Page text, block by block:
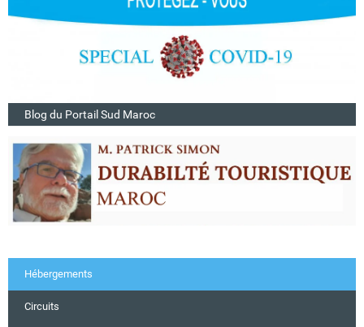
Blog du Portail Sud Maroc
Hébergements
Circuits